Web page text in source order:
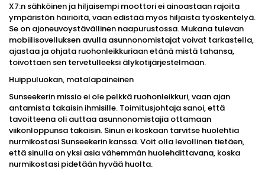
X7:n sähköinen ja hiljaisempi moottori ei ainoastaan ​​rajoita
ympäristön häiriöitä, vaan edistää myös hiljaista työskentelyä.
Se on ajoneuvoystävällinen naapurustossa. Mukana tulevan
mobiilisovelluksen avulla asunnonomistajat voivat tarkastella,
ajastaa ja ohjata ruohonleikkuriaan etänä mistä tahansa,
toivottaen sen tervetulleeksi älykotijärjestelmään.
Huippuluokan, matalapaineinen
Sunseekerin missio ei ole pelkkä ruohonleikkuri, vaan ajan
antamista takaisin ihmisille. Toimitusjohtaja sanoi, että
tavoitteena oli auttaa asunnonomistajia ottamaan
viikonloppunsa takaisin. Sinun ei koskaan tarvitse huolehtia
nurmikostasi Sunseekerin kanssa. Voit olla levollinen tietäen,
että sinulla on yksi asia vähemmän huolehdittavana, koska
nurmikostasi pidetään hyvää huolta.